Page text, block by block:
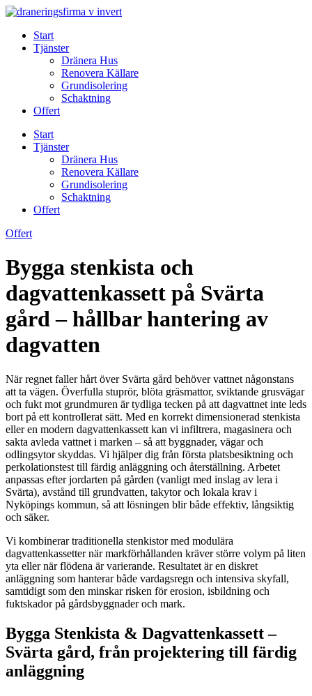
Skip
contentStart
Tjänster
Dränera Hus
Renovera Källare
Grundisolering
Schaktning
Offert
Start
Tjänster
Dränera Hus
Renovera Källare
Grundisolering
Schaktning
Offert
Offert
Bygga stenkista och
dagvattenkassett på Svärta
gård – hållbar hantering av
dagvatten
När regnet faller hårt över Svärta gård behöver vattnet någonstans
att ta vägen. Överfulla stuprör, blöta gräsmattor, sviktande grusvägar
och fukt mot grundmuren är tydliga tecken på att dagvattnet inte leds
bort på ett kontrollerat sätt. Med en korrekt dimensionerad stenkista
eller en modern dagvattenkassett kan vi infiltrera, magasinera och
sakta avleda vattnet i marken – så att byggnader, vägar och
odlingsytor skyddas. Vi hjälper dig från första platsbesiktning och
perkolationstest till färdig anläggning och återställning. Arbetet
anpassas efter jordarten på gården (vanligt med inslag av lera i
Svärta), avstånd till grundvatten, takytor och lokala krav i
Nyköpings kommun, så att lösningen blir både effektiv, långsiktig
och säker.
Vi kombinerar traditionella stenkistor med modulära
dagvattenkassetter när markförhållanden kräver större volym på liten
yta eller när flödena är varierande. Resultatet är en diskret
anläggning som hanterar både vardagsregn och intensiva skyfall,
samtidigt som den minskar risken för erosion, isbildning och
fuktskador på gårdsbyggnader och mark.
Bygga Stenkista & Dagvattenkassett –
Svärta gård, från projektering till färdig
anläggning